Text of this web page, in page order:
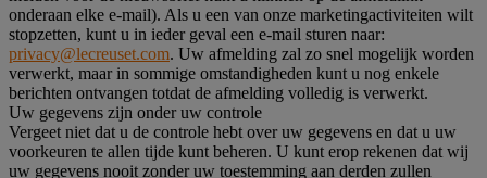
onderaan elke e-mail). Als u een van onze marketingactiviteiten wilt
stopzetten, kunt u in ieder geval een e-mail sturen naar:
privacy@lecreuset.com. Uw afmelding zal zo snel mogelijk worden
verwerkt, maar in sommige omstandigheden kunt u nog enkele
berichten ontvangen totdat de afmelding volledig is verwerkt.
Uw gegevens zijn onder uw controle
Vergeet niet dat u de controle hebt over uw gegevens en dat u uw
voorkeuren te allen tijde kunt beheren. U kunt erop rekenen dat wij
uw gegevens nooit zonder uw toestemming aan derden zullen